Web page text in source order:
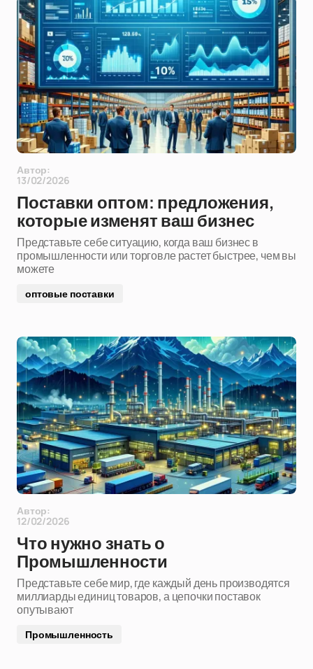
Автор:
13/02/2026
Поставки оптом: предложения,
которые изменят ваш бизнес
Представьте себе ситуацию, когда ваш бизнес в
промышленности или торговле растет быстрее, чем вы
можете
оптовые поставки
Автор:
12/02/2026
Что нужно знать о
Промышленности
Представьте себе мир, где каждый день производятся
миллиарды единиц товаров, а цепочки поставок
опутывают
Промышленность